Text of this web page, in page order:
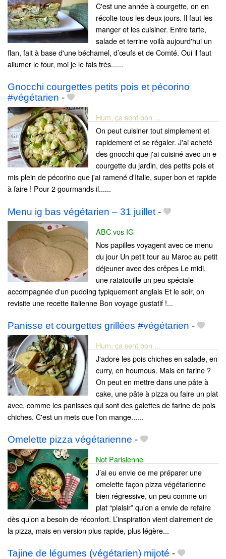
C'est une année à courgette, on en
récolte tous les deux jours. Il faut les
manger et les cuisiner. Entre tarte,
salade et terrine voilà aujourd'hui un
flan, fait à base d'une béchamel, d’œufs et de Comté. Oui il faut
allumer le four, moi je le fais très......
Gnocchi courgettes petits pois et pécorino
#végétarien -
Hum, ça sent bon ...
On peut cuisiner tout simplement et
rapidement et se régaler. J'ai acheté
des gnocchi que j'ai cuisiné avec un e
courgette du jardin, des petits pois et
mis plein de pécorino que j'ai ramené d'Italie, super bon et rapide
à faire ! Pour 2 gourmands il......
Menu ig bas végétarien – 31 juillet -
ABC vos IG
Nos papilles voyagent avec ce menu
du jour Un petit tour au Maroc au petit
déjeuner avec des crêpes Le midi,
une ratatouille un peu spéciale
accompagnée d'un pudding typiquement anglais Et le soir, on
revisite une recette italienne Bon voyage gustatif !...
Panisse et courgettes grillées #végétarien -
Hum, ça sent bon ...
J'adore les pois chiches en salade, en
curry, en houmous. Mais en farine ?
On peut en mettre dans une pâte à
cake, une pâte à pizza ou faire un plat
avec, comme les panisses qui sont des galettes de farine de pois
chiches. C'est un mets que l'on mange......
Omelette pizza végétarienne -
Not Parisienne
J’ai eu envie de me préparer une
omelette façon pizza végétarienne
bien régressive, un peu comme un
plat “plaisir” qu’on a envie de refaire
dès qu’on a besoin de réconfort. L’inspiration vient clairement de
la pizza, mais en version plus rapide, plus légère...
Tajine de légumes (végétarien) mijoté -